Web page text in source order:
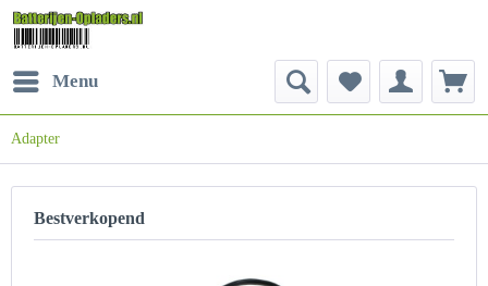
Menu
Adapter
Bestverkopend